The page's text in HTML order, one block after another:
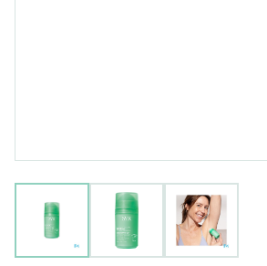
View larger imageView larger image
View